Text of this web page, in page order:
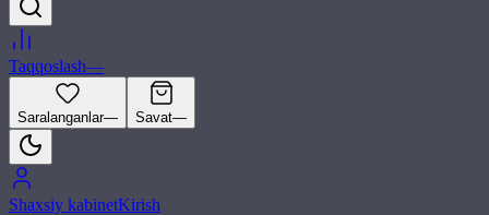
Taqqoslash—
Saralanganlar— Savat—
Shaxsiy kabinetKirish